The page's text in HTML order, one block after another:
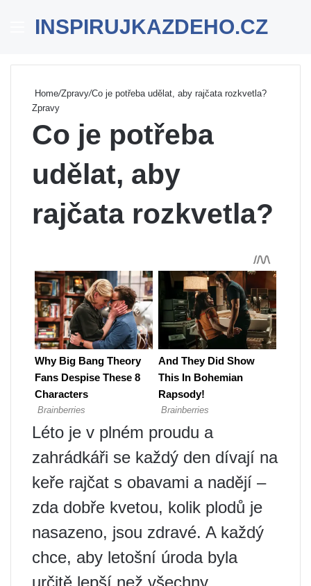
Menu
INSPIRUJKAZDEHO.CZ
Home/Zpravy/Co je potřeba udělat, aby rajčata rozkvetla?
Zpravy
Co je potřeba
udělat, aby
rajčata rozkvetla?
Léto je v plném proudu a
zahrádkáři se každý den dívají na
keře rajčat s obavami a nadějí –
zda dobře kvetou, kolik plodů je
nasazeno, jsou zdravé. A každý
chce, aby letošní úroda byla
určitě lepší než všechny